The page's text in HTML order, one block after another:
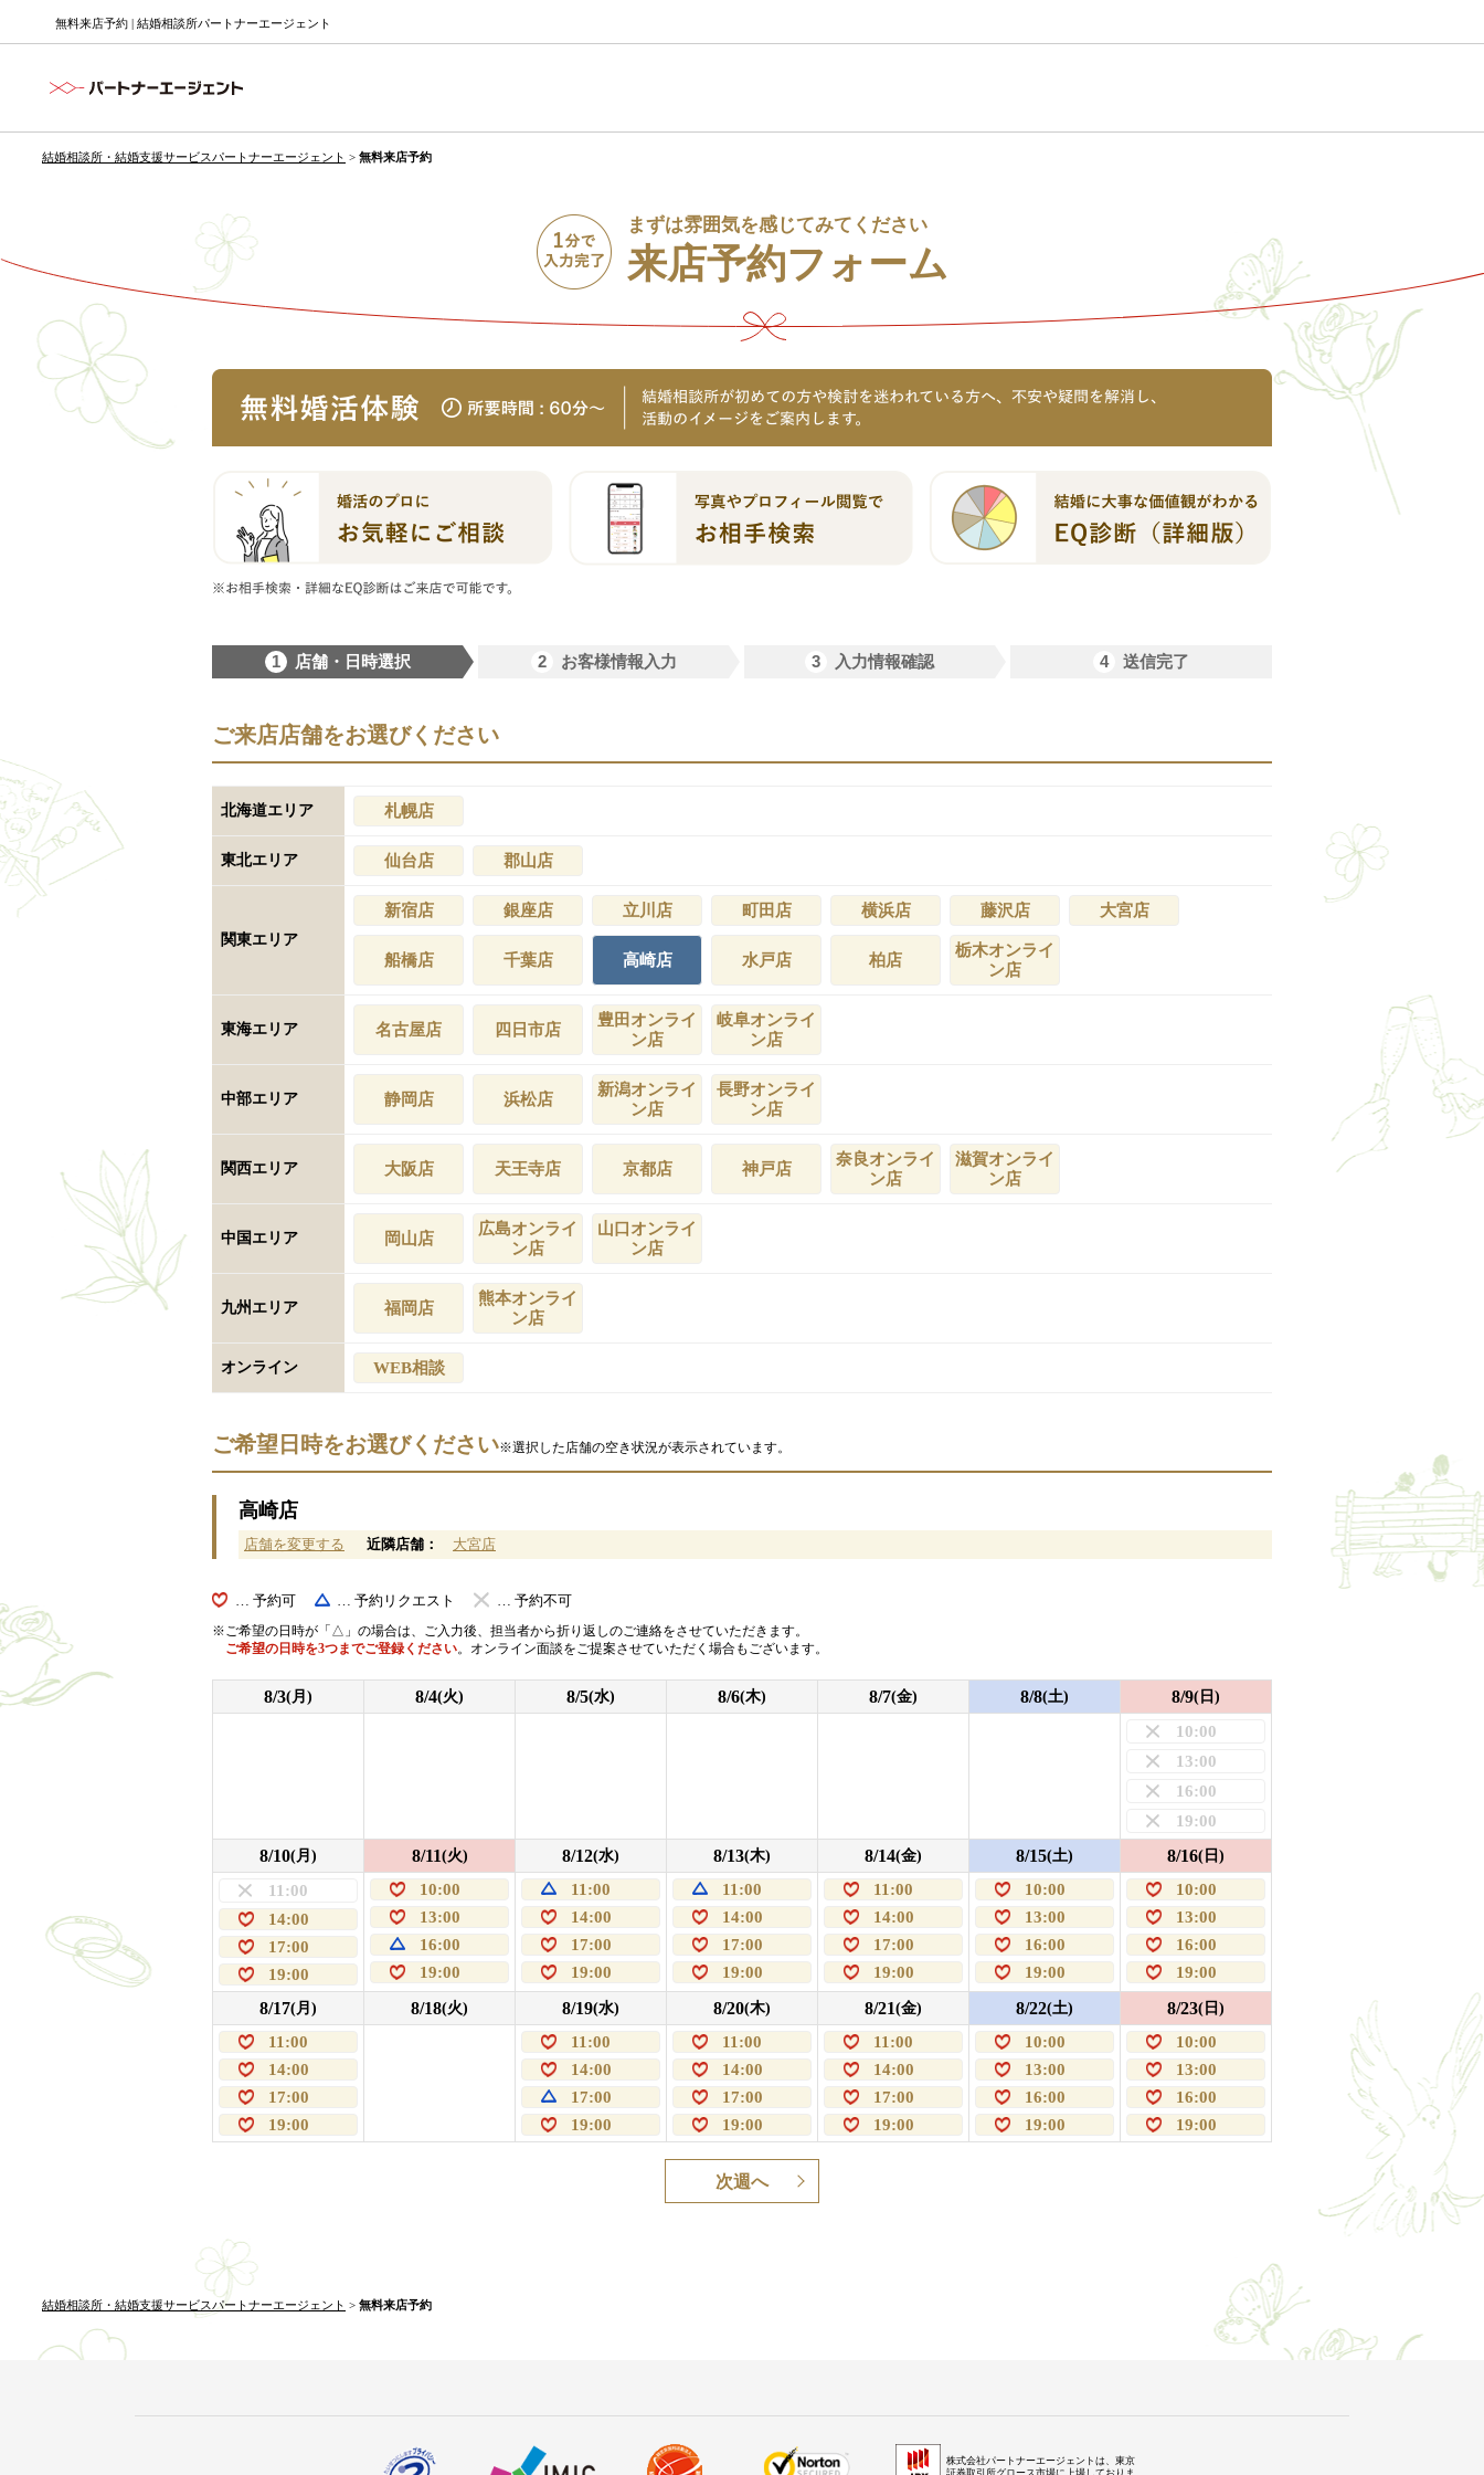
無料来店予約 | 結婚相談所パートナーエージェント
結婚相談所・結婚支援サービスパートナーエージェント > 無料来店予約
まずは雰囲気を感じてみてください
来店予約フォーム
1 店舗・日時選択 2 お客様情報入力 3 入力情報確認 4 送信完了
ご来店店舗をお選びください
北海道エリア 札幌店
東北エリア 仙台店 郡山店
関東エリア
新宿店 銀座店 立川店 町田店 横浜店 藤沢店 大宮店
船橋店 千葉店 高崎店 水戸店 柏店
栃木オンライ
ン店
東海エリア 名古屋店 四日市店
豊田オンライ
ン店
岐阜オンライ
ン店
中部エリア 静岡店 浜松店
新潟オンライ
ン店
長野オンライ
ン店
関西エリア 大阪店 天王寺店 京都店 神戸店
奈良オンライ
ン店
滋賀オンライ
ン店
中国エリア 岡山店
広島オンライ
ン店
山口オンライ
ン店
九州エリア 福岡店
熊本オンライ
ン店
オンライン WEB相談
ご希望日時をお選びください※選択した店舗の空き状況が表示されています。
高崎店
店舗を変更する 近隣店舗： 大宮店
… 予約可 … 予約リクエスト … 予約不可
ご希望の日時が「△」の場合は、ご入力後、担当者から折り返しのご連絡をさせていただきます。
ご希望の日時を3つまでご登録ください。オンライン面談をご提案させていただく場合もございます。
8/3(月) 8/4(火) 8/5(水) 8/6(木) 8/7(金) 8/8(土) 8/9(日)
10:00
13:00
16:00
19:00
8/10(月)
11:00
14:00
17:00
19:00
8/11(火)
10:00
13:00
16:00
19:00
8/12(水)
11:00
14:00
17:00
19:00
8/13(木)
11:00
14:00
17:00
19:00
8/14(金)
11:00
14:00
17:00
19:00
8/15(土)
10:00
13:00
16:00
19:00
8/16(日)
10:00
13:00
16:00
19:00
8/17(月)
11:00
14:00
17:00
19:00
8/18(火) 8/19(水)
11:00
14:00
17:00
19:00
8/20(木)
11:00
14:00
17:00
19:00
8/21(金)
11:00
14:00
17:00
19:00
8/22(土)
10:00
13:00
16:00
19:00
8/23(日)
10:00
13:00
16:00
19:00
次週へ
結婚相談所・結婚支援サービスパートナーエージェント > 無料来店予約
株式会社パートナーエージェントは、東京
証券取引所グロース市場に上場しておりま